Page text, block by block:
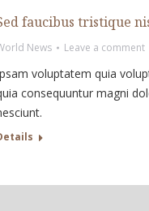
faucibus tristique
News Leave a comment
voluptatem quia
consequuntur magni